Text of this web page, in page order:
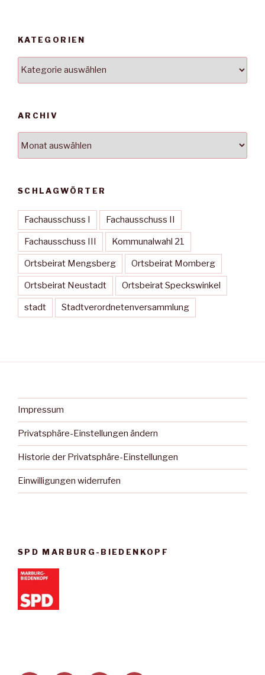
KATEGORIEN
ARCHIV
SCHLAGWÖRTER
Fachausschuss I Fachausschuss II
Fachausschuss III Kommunalwahl 21
Ortsbeirat Mengsberg Ortsbeirat Momberg
Ortsbeirat Neustadt Ortsbeirat Speckswinkel
stadt Stadtverordnetenversammlung
Impressum
Privatsphäre-Einstellungen ändern
Historie der Privatsphäre-Einstellungen
Einwilligungen widerrufen
SPD MARBURG-BIEDENKOPF